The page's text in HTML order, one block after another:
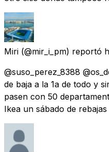
Miri (@mir_i_pm) reportó
@suso_perez_8388
de baja a la 1a de todo y
pasen con 50
Ikea un sábado de rebajas